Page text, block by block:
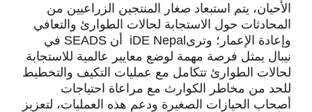
الأحيان، يتم استبعاد صغار المنتجين الزراعيين من
المحادثات حول الاستجابة لحالات الطوارئ والتعافي
وإعادة الإعمار؛ وترىiDE Nepal أن SEADS في
نيبال يمثل فرصة مهمة لوضع معايير عالمية للاستجابة
لحالات الطوارئ تتكامل مع عمليات التكيف والتخطيط
للحد من مخاطر الكوارث مع مراعاة احتياجات
أصحاب الحيازات الصغيرة ودعم هذه العمليات، لتعزيز